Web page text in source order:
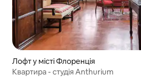
Лофт у місті Флоренція
Квартира - студія Anthurium